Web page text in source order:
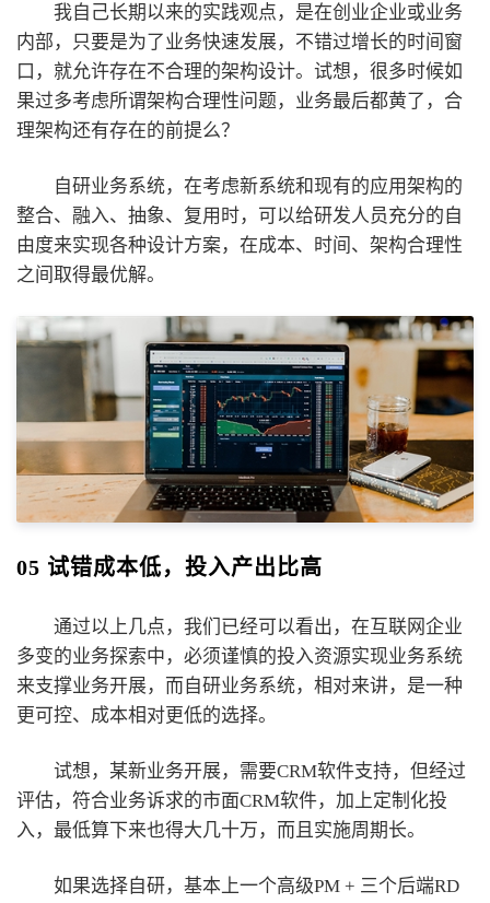
我自己长期以来的实践观点，是在创业企业或业务
内部，只要是为了业务快速发展，不错过增长的时间窗
口，就允许存在不合理的架构设计。试想，很多时候如
果过多考虑所谓架构合理性问题，业务最后都黄了，合
理架构还有存在的前提么？
自研业务系统，在考虑新系统和现有的应用架构的
整合、融入、抽象、复用时，可以给研发人员充分的自
由度来实现各种设计方案，在成本、时间、架构合理性
之间取得最优解。
05 试错成本低，投入产出比高
通过以上几点，我们已经可以看出，在互联网企业
多变的业务探索中，必须谨慎的投入资源实现业务系统
来支撑业务开展，而自研业务系统，相对来讲，是一种
更可控、成本相对更低的选择。
试想，某新业务开展，需要CRM软件支持，但经过
评估，符合业务诉求的市面CRM软件，加上定制化投
入，最低算下来也得大几十万，而且实施周期长。
如果选择自研，基本上一个高级PM + 三个后端RD